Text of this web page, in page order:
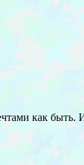
как